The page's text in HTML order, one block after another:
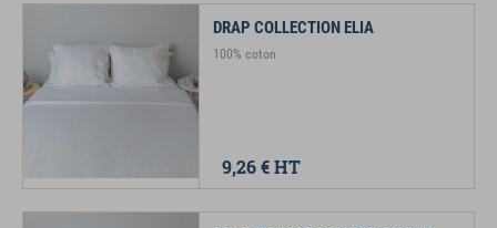
DRAP COLLECTION ELIA
100% coton
9,26 €HT